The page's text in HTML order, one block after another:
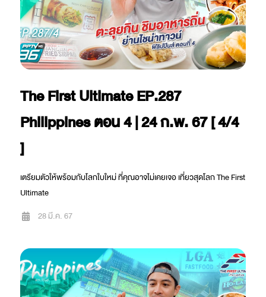
The First Ultimate EP.287
Philippines ตอน 4 | 24 ก.พ. 67 [ 4/4
]
เตรียมตัวให้พร้อมกับโลกใบใหม่ ที่คุณอาจไม่เคยเจอ เที่ยวสุดโลก The First
Ultimate
28 มี.ค. 67